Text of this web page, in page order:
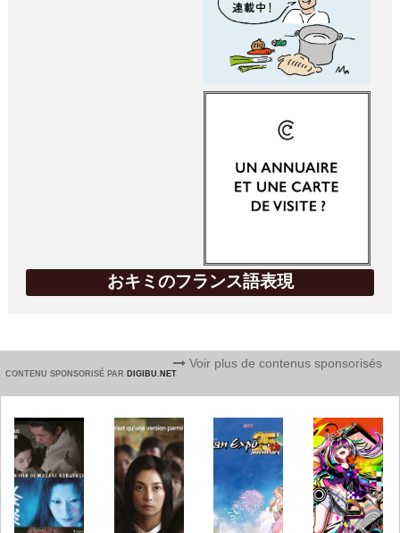
おキミのフランス語表現
CONTENU SPONSORISÉ PAR DIGIBU.NET
Voir plus de contenus sponsorisés